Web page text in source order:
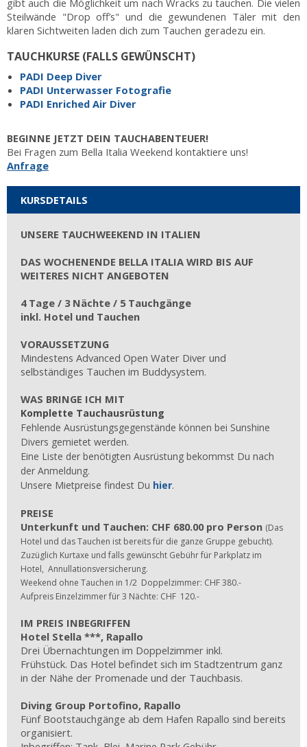
Steilwände "Drop off’s" und die gewundenen Täler mit den
klaren Sichtweiten laden dich zum Tauchen geradezu ein.
TAUCHKURSE (FALLS GEWÜNSCHT)
PADI Deep Diver
PADI Unterwasser Fotografie
PADI Enriched Air Diver
BEGINNE JETZT DEIN TAUCHABENTEUER!
Bei Fragen zum Bella Italia Weekend kontaktiere uns!
Anfrage
KURSDETAILS
UNSERE TAUCHWEEKEND IN ITALIEN
DAS WOCHENENDE BELLA ITALIA WIRD BIS AUF
WEITERES NICHT ANGEBOTEN
4 Tage / 3 Nächte / 5 Tauchgänge
inkl. Hotel und Tauchen
VORAUSSETZUNG
Mindestens Advanced Open Water Diver und
selbständiges Tauchen im Buddysystem.
WAS BRINGE ICH MIT
Komplette Tauchausrüstung
Fehlende Ausrüstungsgegenstände können bei Sunshine
Divers gemietet werden.
Eine Liste der benötigten Ausrüstung bekommst Du nach
der Anmeldung.
Unsere Mietpreise findest Du hier.
PREISE
Unterkunft und Tauchen: CHF 680.00 pro Person (Das
Hotel und das Tauchen ist bereits für die ganze Gruppe gebucht).
Zuzüglich Kurtaxe und falls gewünscht Gebühr für Parkplatz im
Hotel, Annullationsversicherung.
Weekend ohne Tauchen in 1/2 Doppelzimmer: CHF 380.-
Aufpreis Einzelzimmer für 3 Nächte: CHF 120.-
IM PREIS INBEGRIFFEN
Hotel Stella ***, Rapallo
Drei Übernachtungen im Doppelzimmer inkl.
Frühstück. Das Hotel befindet sich im Stadtzentrum ganz
in der Nähe der Promenade und der Tauchbasis.
Diving Group Portofino, Rapallo
Fünf Bootstauchgänge ab dem Hafen Rapallo sind bereits
organisiert.